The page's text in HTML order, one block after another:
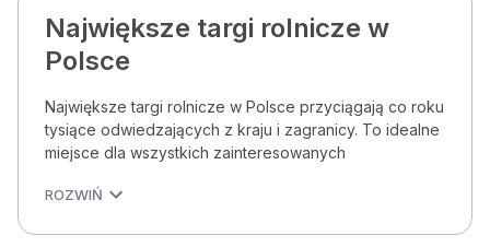
Największe targi rolnicze w
Polsce
Największe targi rolnicze w Polsce przyciągają co roku
tysiące odwiedzających z kraju i zagranicy. To idealne
miejsce dla wszystkich zainteresowanych
ROZWIŃ